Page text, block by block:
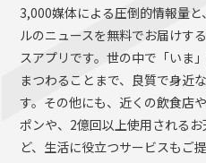
3,000媒体による圧倒的情報量
ルのニュースを無料でお届けす
スアプリです。世の中で「いま
まつわることまで、良質で身近
す。その他にも、近くの飲食店
ポンや、2億回以上使用される
ど、生活に役立つサービスもご